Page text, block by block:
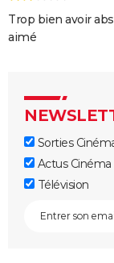
Trop bien avoir
aimé
Sorties
Actus Cinéma
Télévision